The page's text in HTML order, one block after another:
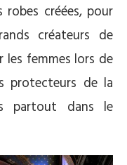
robes créées, pour
créateurs de
femmes lors de
protecteurs de la
partout dans le